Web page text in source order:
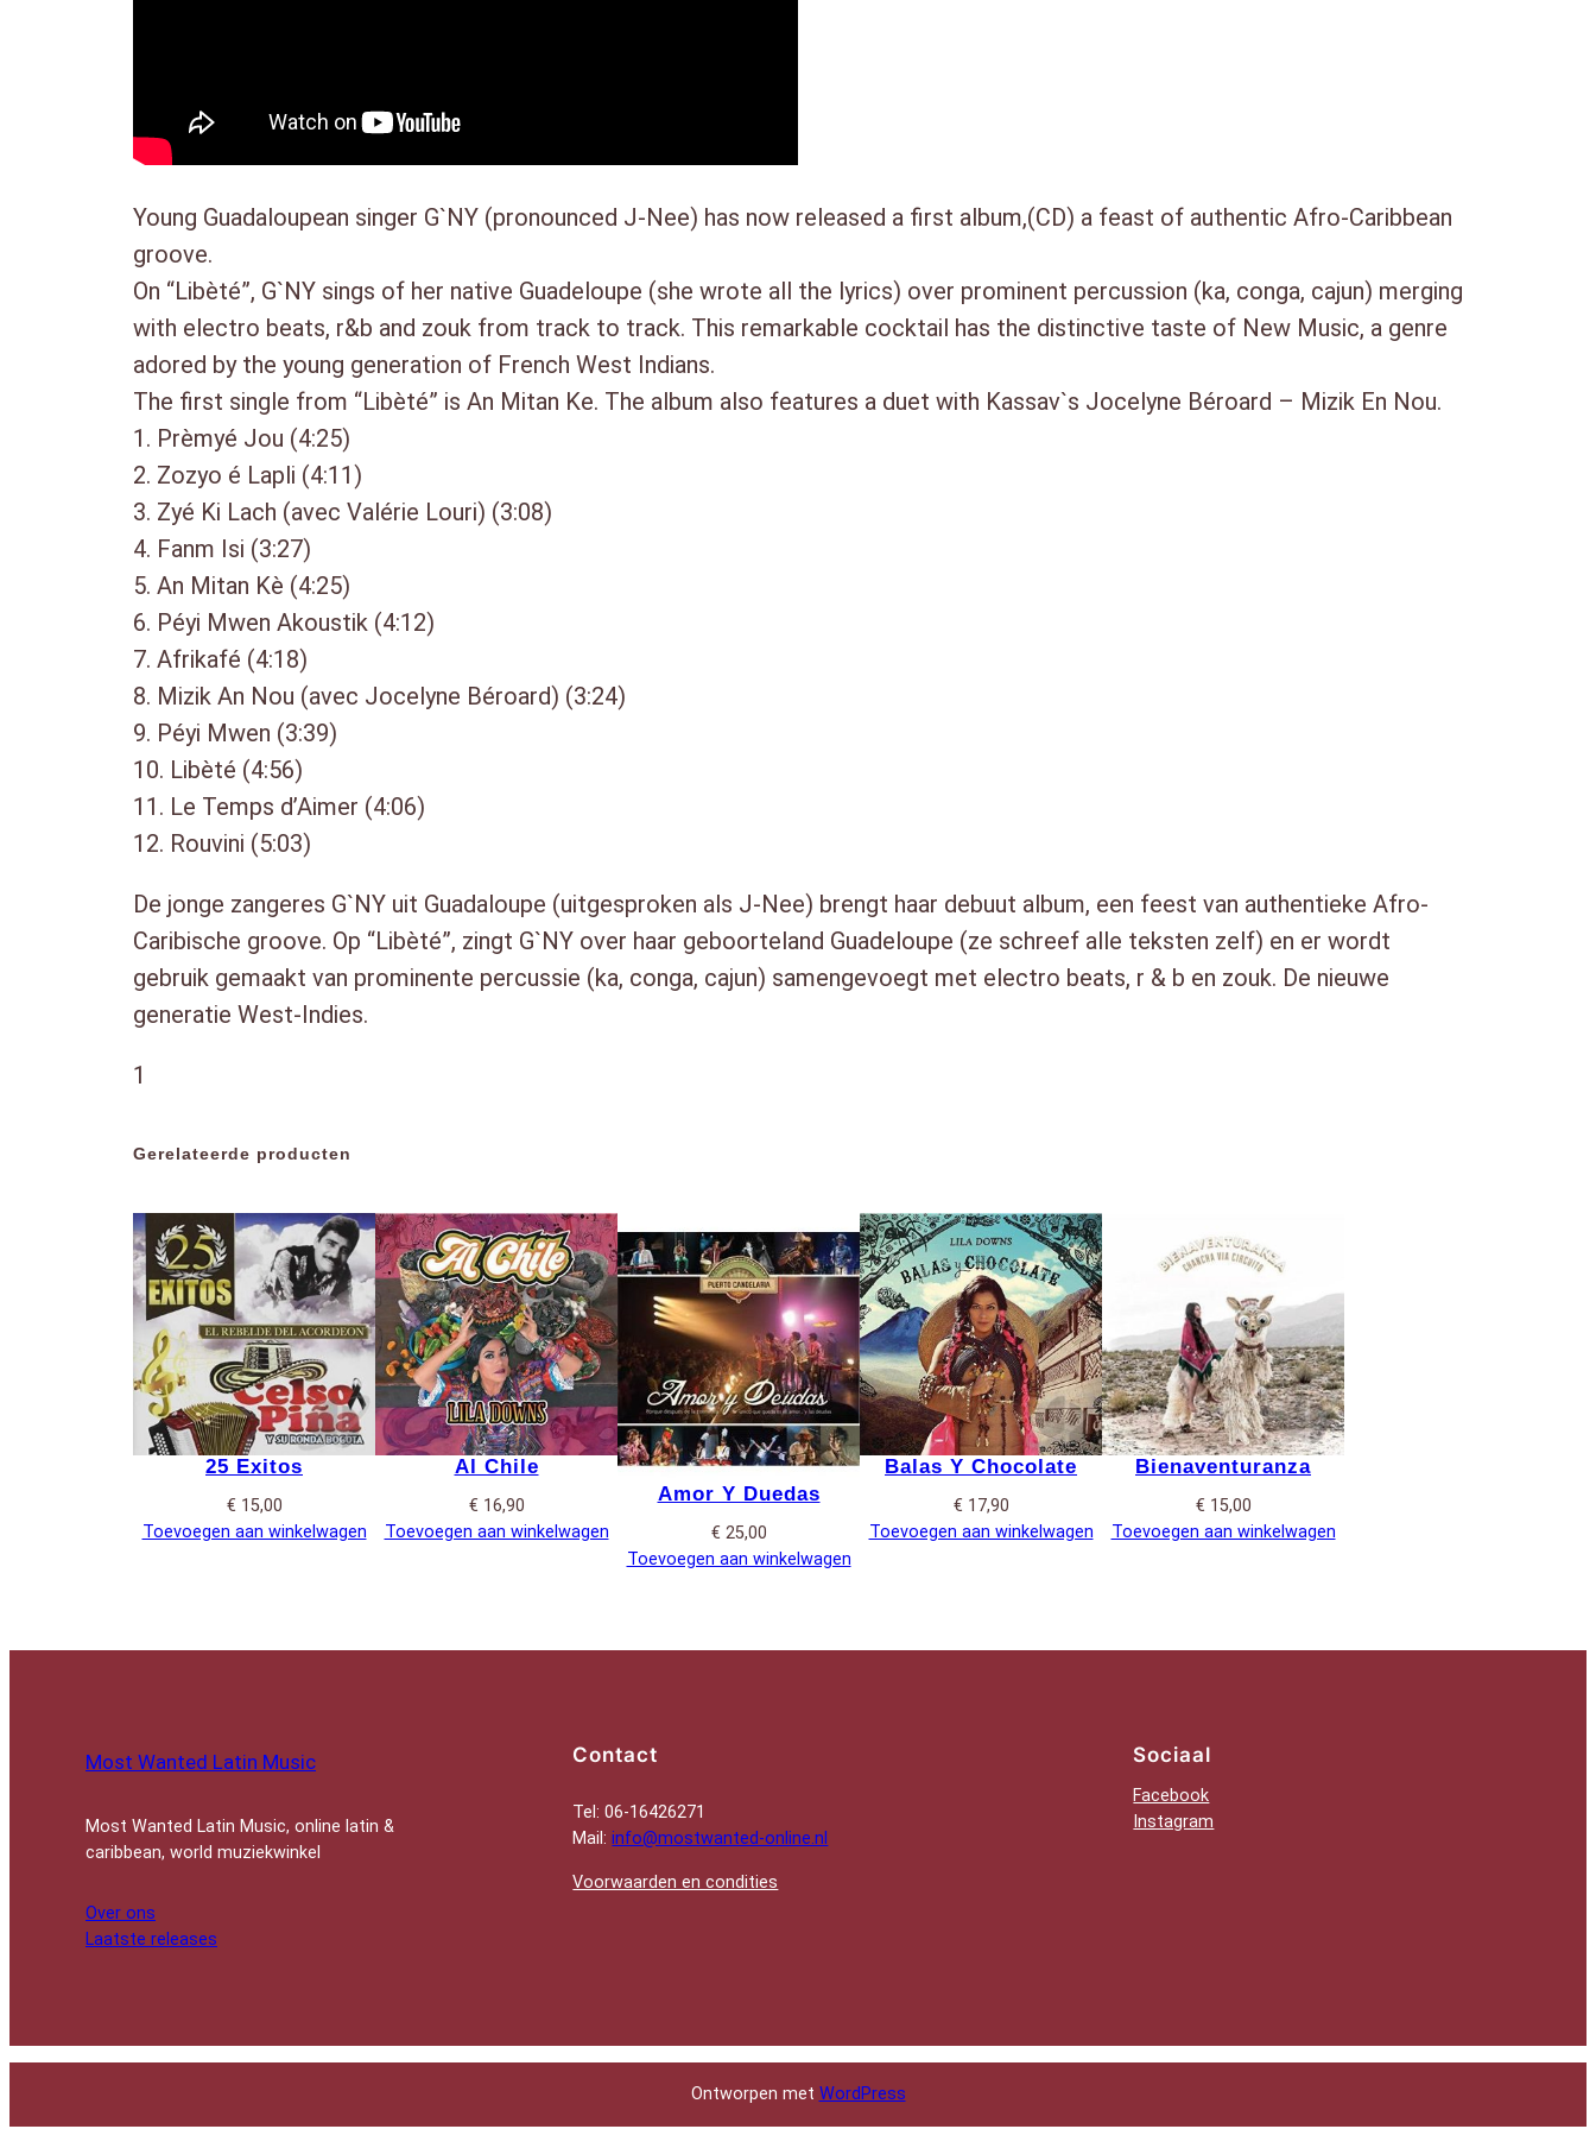
Young Guadaloupean singer G`NY (pronounced J-Nee) has now released a first album,(CD) a feast of authentic Afro-Caribbean
groove.
On “Libèté”, G`NY sings of her native Guadeloupe (she wrote all the lyrics) over prominent percussion (ka, conga, cajun) merging
with electro beats, r&b and zouk from track to track. This remarkable cocktail has the distinctive taste of New Music, a genre
adored by the young generation of French West Indians.
The first single from “Libèté” is An Mitan Ke. The album also features a duet with Kassav`s Jocelyne Béroard – Mizik En Nou.
1. Prèmyé Jou (4:25)
2. Zozyo é Lapli (4:11)
3. Zyé Ki Lach (avec Valérie Louri) (3:08)
4. Fanm Isi (3:27)
5. An Mitan Kè (4:25)
6. Péyi Mwen Akoustik (4:12)
7. Afrikafé (4:18)
8. Mizik An Nou (avec Jocelyne Béroard) (3:24)
9. Péyi Mwen (3:39)
10. Libèté (4:56)
11. Le Temps d’Aimer (4:06)
12. Rouvini (5:03)
De jonge zangeres G`NY uit Guadaloupe (uitgesproken als J-Nee) brengt haar debuut album, een feest van authentieke Afro-
Caribische groove. Op “Libèté”, zingt G`NY over haar geboorteland Guadeloupe (ze schreef alle teksten zelf) en er wordt
gebruik gemaakt van prominente percussie (ka, conga, cajun) samengevoegt met electro beats, r & b en zouk. De nieuwe
generatie West-Indies.
1
Gerelateerde producten
25 Exitos
€ 15,00
Toevoegen aan winkelwagen
Al Chile
€ 16,90
Toevoegen aan winkelwagen
Amor Y Duedas
€ 25,00
Toevoegen aan winkelwagen
Balas Y Chocolate
€ 17,90
Toevoegen aan winkelwagen
Bienaventuranza
€ 15,00
Toevoegen aan winkelwagen
Most Wanted Latin Music
Most Wanted Latin Music, online latin &
caribbean, world muziekwinkel
Over ons
Laatste releases
Contact
Tel: 06-16426271
Mail:info@mostwanted-online.nl
Voorwaarden en condities
Sociaal
Facebook
Instagram
Ontworpen met WordPress